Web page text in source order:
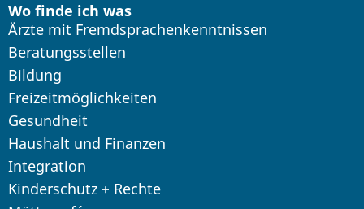
Wo finde ich was
Ärzte mit Fremdsprachenkenntnissen
Beratungsstellen
Bildung
Freizeitmöglichkeiten
Gesundheit
Haushalt und Finanzen
Integration
Kinderschutz + Rechte